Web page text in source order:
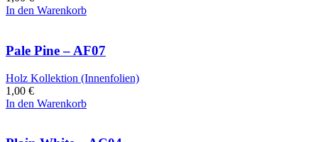
In den Warenkorb
Pale Pine – AF07
Holz Kollektion (Innenfolien)
1,00 €
In den Warenkorb